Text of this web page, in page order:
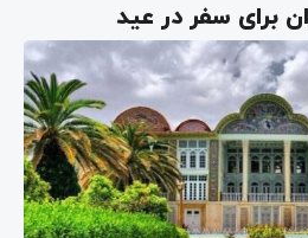
برای سفر در عید